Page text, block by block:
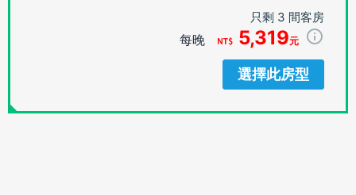
只剩 3 間客房
每晚 5,319元
選擇此房型